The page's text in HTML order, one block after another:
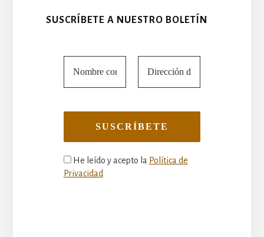
SUSCRÍBETE A NUESTRO BOLETÍN
He leído y acepto la Política de
Privacidad